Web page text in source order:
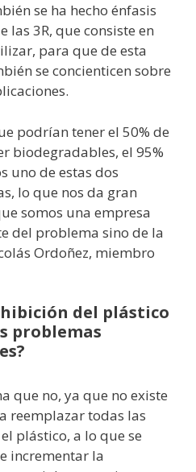
se ha hecho énfasis
las 3R, que consiste en
para que de esta
se concienticen sobre
podrían tener el 50% de
biodegradables, el 95%
uno de estas dos
lo que nos da gran
somos una empresa
del problema sino de la
Ordoñez, miembro
del plástico
problemas
que no, ya que no existe
reemplazar todas las
plástico, a lo que se
incrementar la